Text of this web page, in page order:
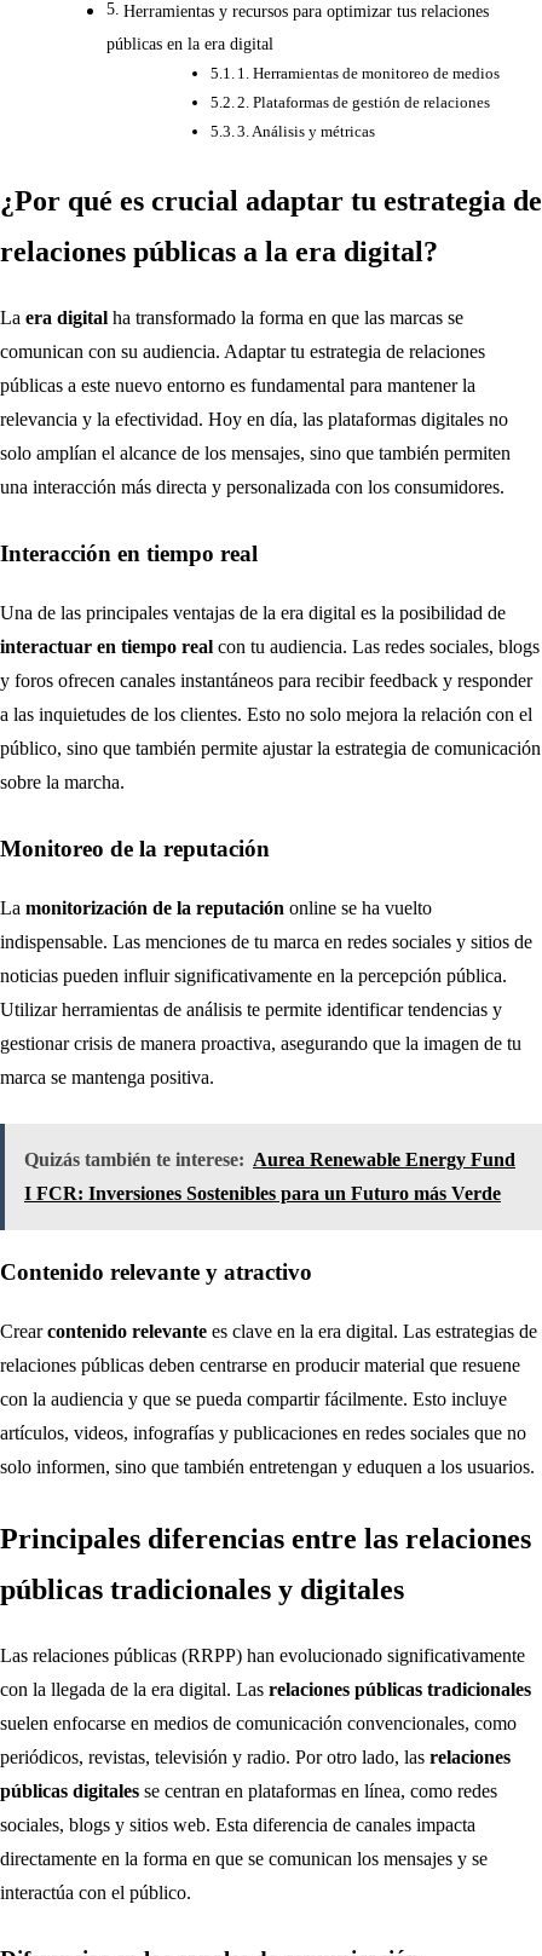
Herramientas y recursos para optimizar tus relaciones
públicas en la era digital
1. Herramientas de monitoreo de medios
2. Plataformas de gestión de relaciones
3. Análisis y métricas
¿Por qué es crucial adaptar tu estrategia de
relaciones públicas a la era digital?
La era digital ha transformado la forma en que las marcas se
comunican con su audiencia. Adaptar tu estrategia de relaciones
públicas a este nuevo entorno es fundamental para mantener la
relevancia y la efectividad. Hoy en día, las plataformas digitales no
solo amplían el alcance de los mensajes, sino que también permiten
una interacción más directa y personalizada con los consumidores.
Interacción en tiempo real
Una de las principales ventajas de la era digital es la posibilidad de
interactuar en tiempo real con tu audiencia. Las redes sociales, blogs
y foros ofrecen canales instantáneos para recibir feedback y responder
a las inquietudes de los clientes. Esto no solo mejora la relación con el
público, sino que también permite ajustar la estrategia de comunicación
sobre la marcha.
Monitoreo de la reputación
La monitorización de la reputación online se ha vuelto
indispensable. Las menciones de tu marca en redes sociales y sitios de
noticias pueden influir significativamente en la percepción pública.
Utilizar herramientas de análisis te permite identificar tendencias y
gestionar crisis de manera proactiva, asegurando que la imagen de tu
marca se mantenga positiva.
Quizás también te interese: Aurea Renewable Energy Fund
I FCR: Inversiones Sostenibles para un Futuro más Verde
Contenido relevante y atractivo
Crearcontenido relevante es clave en la era digital. Las estrategias de
relaciones públicas deben centrarse en producir material que resuene
con la audiencia y que se pueda compartir fácilmente. Esto incluye
artículos, videos, infografías y publicaciones en redes sociales que no
solo informen, sino que también entretengan y eduquen a los usuarios.
Principales diferencias entre las relaciones
públicas tradicionales y digitales
Las relaciones públicas (RRPP) han evolucionado significativamente
con la llegada de la era digital. Las relaciones públicas tradicionales
suelen enfocarse en medios de comunicación convencionales, como
periódicos, revistas, televisión y radio. Por otro lado, las relaciones
públicas digitales se centran en plataformas en línea, como redes
sociales, blogs y sitios web. Esta diferencia de canales impacta
directamente en la forma en que se comunican los mensajes y se
interactúa con el público.